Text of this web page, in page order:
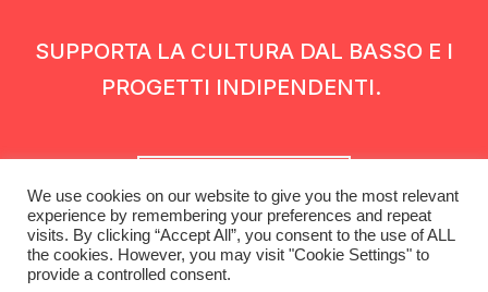
SUPPORTA LA CULTURA DAL BASSO E I
PROGETTI INDIPENDENTI.
We use cookies on our website to give you the most relevant
experience by remembering your preferences and repeat
visits. By clicking “Accept All”, you consent to the use of ALL
the cookies. However, you may visit "Cookie Settings" to
provide a controlled consent.